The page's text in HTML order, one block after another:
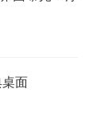
面